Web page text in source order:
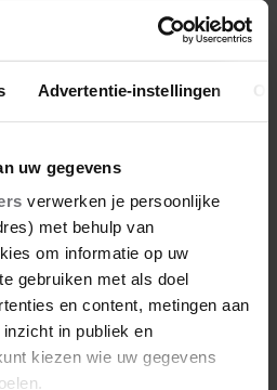
Advertentie-instellingen
uw gegevens
verwerken je persoonlijke
met behulp van
om informatie op uw
gebruiken met als doel
en content, metingen aan
in publiek en
kiezen wie uw gegevens
tuin in 5